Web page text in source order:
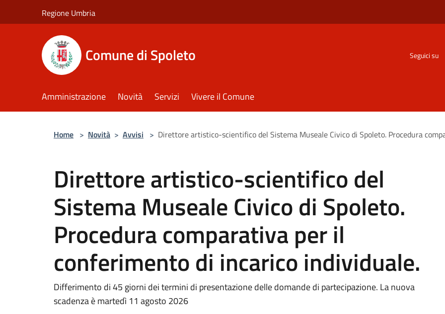
Regione Umbria
Comune di Spoleto Seguici su
Amministrazione Novità Servizi Vivere il Comune
Home > Novità > Avvisi > Direttore artistico-scientifico del Sistema Museale Civico di Spoleto. Procedura
Direttore artistico-scientifico del
Sistema Museale Civico di Spoleto.
Procedura comparativa per il
conferimento di incarico individuale.
Differimento di 45 giorni dei termini di presentazione delle domande di partecipazione. La nuova
scadenza è martedì 11 agosto 2026